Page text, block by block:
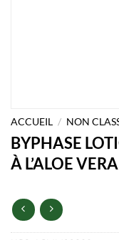
ACCUEIL / NON
BYPHASE
À L’ALOE